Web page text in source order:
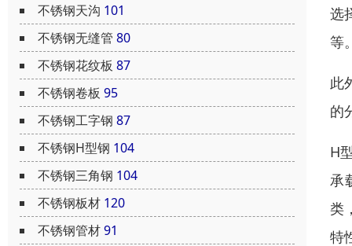
不锈钢天沟 101
不锈钢无缝管 80
不锈钢花纹板 87
不锈钢卷板 95
不锈钢工字钢 87
不锈钢H型钢 104
不锈钢三角钢 104
不锈钢板材 120
不锈钢管材91
选
等
此
的
H
承
类
特